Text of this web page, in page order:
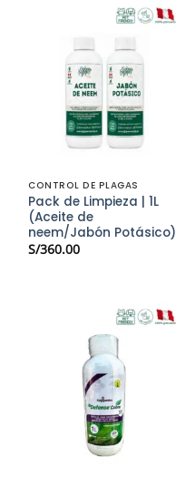
CONTROL DE PLAGAS
Pack de Limpieza | 1L
(Aceite de
neem/Jabón Potásico)
S/360.00